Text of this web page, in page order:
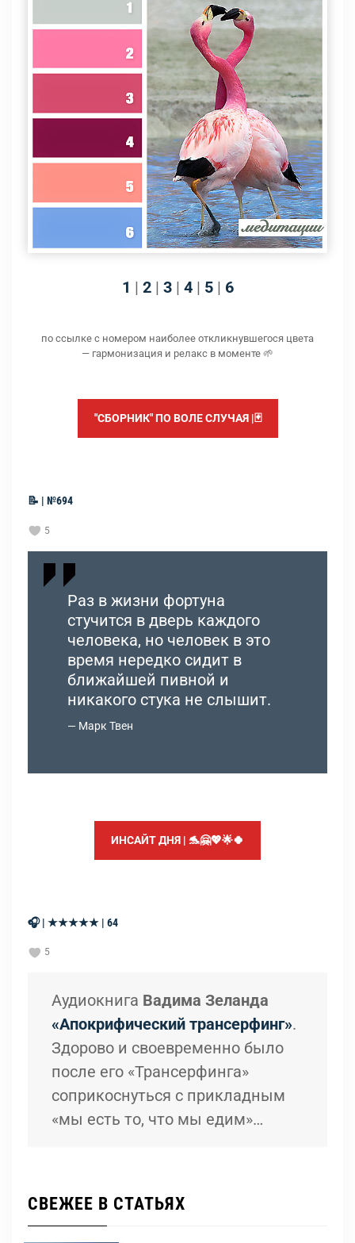
1 | 2 | 3 | 4 | 5 | 6
по ссылке с номером наиболее откликнувшегося цвета
— гармонизация и релакс в моменте 🌱
"СБОРНИК" ПО ВОЛЕ СЛУЧАЯ |🃏
📝 | №694
5
Раз в жизни фортуна
стучится в дверь каждого
человека, но человек в это
время нередко сидит в
ближайшей пивной и
никакого стука не слышит.
Марк Твен
ИНСАЙТ ДНЯ | 🐬🤗💖🌟🍀
🎧 | ★★★★★ | 64
5
Аудиокнига Вадима Зеланда
«Апокрифический трансерфинг».
Здорово и своевременно было
после его «Трансерфинга»
соприкоснуться с прикладным
«мы есть то, что мы едим»…
СВЕЖЕЕ В СТАТЬЯХ